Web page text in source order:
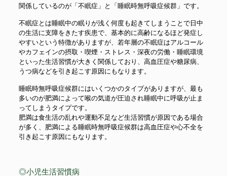
関係しているのが「不眠症」と「睡眠時無呼吸症候群」です。
不眠症とは睡眠中の眠りが浅く何度も起きてしまうことで日中
の生活に支障をきたす疾患で、基本的に高齢になるほど発症し
やすいという特徴がありますが、若年層の不眠症はアルコール
やカフェインの摂取・喫煙・ストレス・深夜の労働・睡眠環境
といった生活習慣が大きく関係しており、高血圧症や糖尿病、
うつ病などを引き起こす原因にもなります。
睡眠時無呼吸症候群にはいくつかのタイプがありますが、最も
多いのが肥満によって喉の気道が圧迫され睡眠中に呼吸が止ま
ってしまうタイプです。
肥満は食生活の乱れや運動不足など生活習慣が原因である場合
が多く、肥満による睡眠時無呼吸症候群は高血圧症や心不全を
引き起こす原因にもなります。
◎小児生活習慣病